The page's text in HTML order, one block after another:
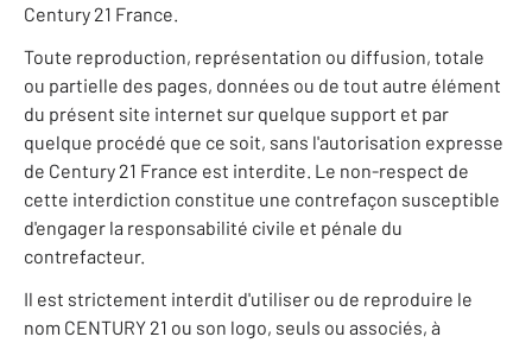
Century 21 France.
Toute reproduction, représentation ou diffusion, totale
ou partielle des pages, données ou de tout autre élément
du présent site internet sur quelque support et par
quelque procédé que ce soit, sans l'autorisation expresse
de Century 21 France est interdite. Le non-respect de
cette interdiction constitue une contrefaçon susceptible
d'engager la responsabilité civile et pénale du
contrefacteur.
Il est strictement interdit d'utiliser ou de reproduire le
nom CENTURY 21 ou son logo, seuls ou associés, à